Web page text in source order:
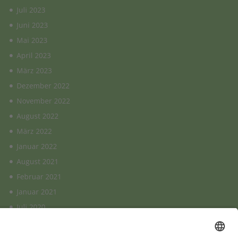
Juli 2023
Juni 2023
Mai 2023
April 2023
März 2023
Dezember 2022
November 2022
August 2022
März 2022
Januar 2022
August 2021
Februar 2021
Januar 2021
Juli 2020